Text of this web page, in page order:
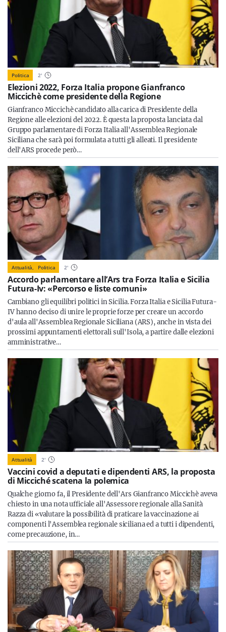
Politica 2'
Elezioni 2022, Forza Italia propone Gianfranco
Miccichè come presidente della Regione
Gianfranco Miccichè candidato alla carica di Presidente della
Regione alle elezioni del 2022. È questa la proposta lanciata dal
Gruppo parlamentare di Forza Italia all'Assemblea Regionale
Siciliana che sarà poi formulata a tutti gli alleati. Il presidente
dell'ARS procede però…
Attualità, Politica 2'
Accordo parlamentare all’Ars tra Forza Italia e Sicilia
Futura-Iv: «Percorso e liste comuni»
Cambiano gli equilibri politici in Sicilia. Forza Italia e Sicilia Futura-
IV hanno deciso di unire le proprie forze per creare un accordo
d'aula all'Assemblea Regionale Siciliana (ARS), anche in vista dei
prossimi appuntamenti elettorali sull'Isola, a partire dalle elezioni
amministrative…
Attualità 2'
Vaccini covid a deputati e dipendenti ARS, la proposta
di Micciché scatena la polemica
Qualche giorno fa, il Presidente dell'Ars Gianfranco Miccichè aveva
chiesto in una nota ufficiale all'Assessore regionale alla Sanità
Razza di «valutare la possibilità di praticare la vaccinazione ai
componenti l'Assemblea regionale siciliana ed a tutti i dipendenti,
come precauzione, in…